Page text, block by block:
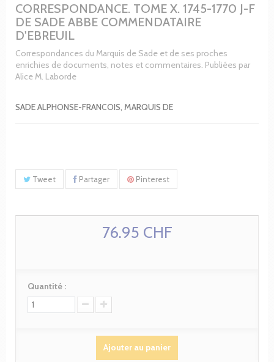
CORRESPONDANCE. TOME X. 1745-1770 J-F
DE SADE ABBE COMMENDATAIRE
D'EBREUIL
Correspondances du Marquis de Sade et de ses proches
enrichies de documents, notes et commentaires. Publiées par
Alice M. Laborde
SADE ALPHONSE-FRANCOIS, MARQUIS DE
Tweet Partager Pinterest
76.95 CHF
Quantité :
Ajouter au panier